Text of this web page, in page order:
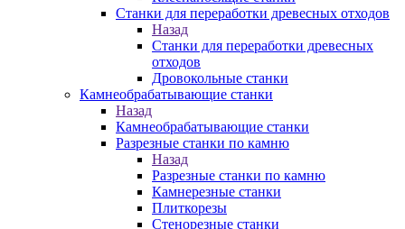
Станки для переработки древесных отходов
Назад
Станки для переработки древесных
отходов
Дровокольные станки
Камнеобрабатывающие станки
Назад
Камнеобрабатывающие станки
Разрезные станки по камню
Назад
Разрезные станки по камню
Камнерезные станки
Плиткорезы
Стенорезные станки